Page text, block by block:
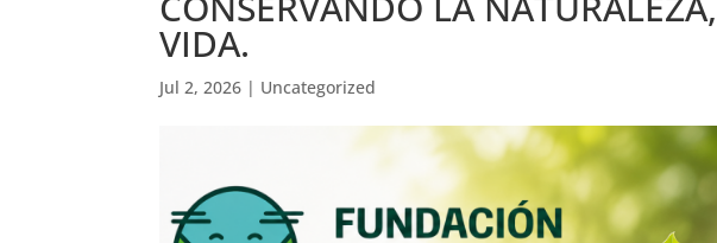
VIDA.
Jul 2, 2026 | Uncategorized